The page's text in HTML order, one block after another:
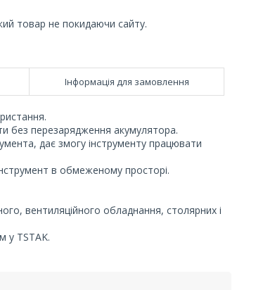
товар не покидаючи сайту.
Інформація для замовлення
без перезарядження акумулятора.
дає змогу інструменту працювати
в обмеженому просторі.
вентиляційного обладнання, столярних і
у TSTAK.